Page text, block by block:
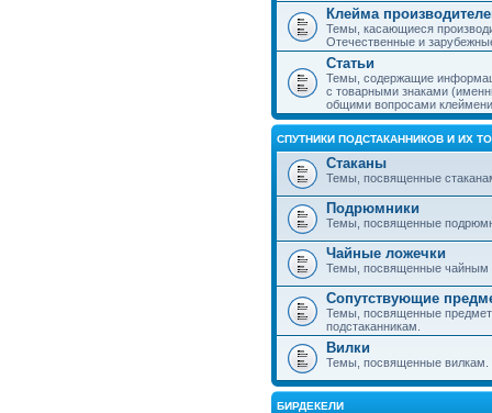
Клейма
Темы, касающиеся
Отечественные и
Статьи
Темы, содержащие
с товарными знаками
общими вопросами
СПУТНИКИ ПОДСТАКАННИКОВ И ИХ
Стаканы
Темы, посвященные
Подрюмники
Темы, посвященные
Чайные ложечки
Темы, посвященные чайным
Сопутствующие
Темы, посвященные
подстаканникам.
Вилки
Темы, посвященные вилкам.
БИРДЕКЕЛИ